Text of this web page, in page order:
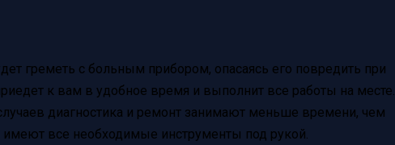
греметь с больным прибором, опасаясь его повредить при
к вам в удобное время и выполнит все работы на месте.
диагностика и ремонт занимают меньше времени, чем
имеют все необходимые инструменты под рукой.